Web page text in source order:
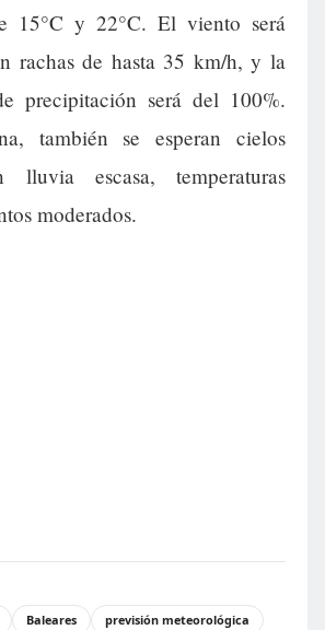
15°C y 22°C. El viento será
rachas de hasta 35 km/h, y la
precipitación será del 100%.
también se esperan cielos
lluvia escasa, temperaturas
moderados.
Baleares
previsión meteorológica